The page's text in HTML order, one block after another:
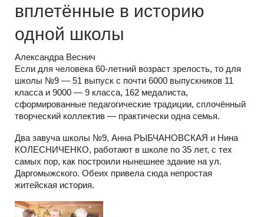
вплетённые в историю
одной школы
Александра Веснич
Если для человека 60-летний возраст зрелость, то для
школы №9 — 51 выпуск c почти 6000 выпускников 11
класса и 9000 — 9 класса, 162 медалиста,
сформированные педагогические традиции, сплочённый
творческий коллектив — практически одна семья.
Два завуча школы №9, Анна РЫБЧАНОВСКАЯ и Нина
КОЛЕСНИЧЕНКО, работают в школе по 35 лет, с тех
самых пор, как построили нынешнее здание на ул.
Даргомыжского. Обеих привела сюда непростая
житейская история.